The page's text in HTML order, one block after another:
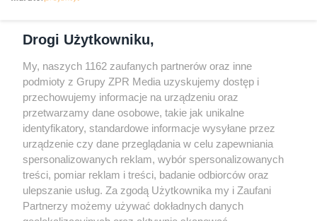
Odwiedź grupę na Facebooku
Gdybym budował drugi raz - mądry Polak
przed budową
Forum Muratora
Drogi Użytkowniku,
My, naszych 1162 zaufanych partnerów oraz inne
podmioty z Grupy ZPR Media uzyskujemy dostęp i
przechowujemy informacje na urządzeniu oraz
przetwarzamy dane osobowe, takie jak unikalne
identyfikatory, standardowe informacje wysyłane przez
urządzenie czy dane przeglądania w celu zapewniania
spersonalizowanych reklam, wybór spersonalizowanych
treści, pomiar reklam i treści, badanie odbiorców oraz
ulepszanie usług. Za zgodą Użytkownika my i Zaufani
Partnerzy możemy używać dokładnych danych